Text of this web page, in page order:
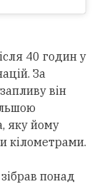
40 годин у
За
він
яку йому
кілометрами.
понад